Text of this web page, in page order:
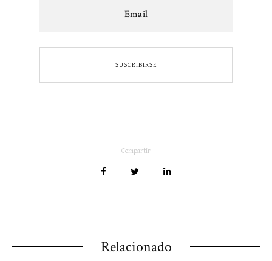
Compartir
Relacionado